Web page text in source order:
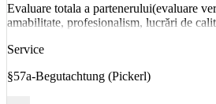
Evaluare totala a partenerului(evaluare
amabilitate, profesionalism, lucrări de
Service
§57a-Begutachtung (Pickerl)